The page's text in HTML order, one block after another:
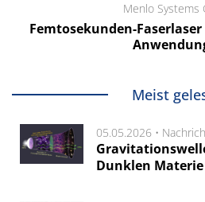
Menlo Systems
Femtosekunden-
Meist
05.05.2026 •
Dunklen Materie